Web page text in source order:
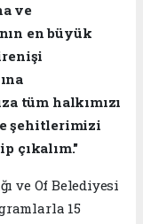
ve
en büyük
tüm halkımızı
şehitlerimizi
çıkalım."
ve Of Belediyesi
15